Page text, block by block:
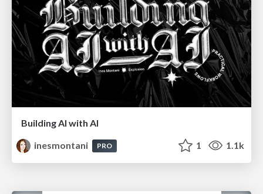
Building AI with AI
inesmontani
PRO 1 1.1k